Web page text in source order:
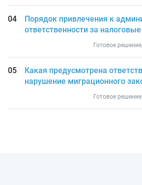
Порядок привлечения к
ответственности за
Готовое
Какая предусмотрена
нарушение миграционного
Готовое